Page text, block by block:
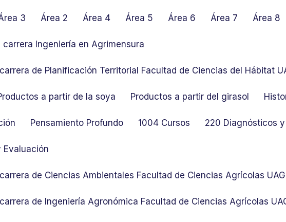
3 Área 2 Área 4 Área 5 Área 6 Área 7 Área 8
Ingeniería en Agrimensura
de Planificación Territorial Facultad de Ciencias del Hábitat
a partir de la soya Productos a partir del girasol
Pensamiento Profundo 1004 Cursos 220 Diagnósticos
Evaluación
de Ciencias Ambientales Facultad de Ciencias Agrícolas
de Ingeniería Agronómica Facultad de Ciencias Agrícolas